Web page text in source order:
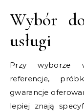
Wybór
usługi
Przy wyborze
referencje,
gwarancje
lepiej znają